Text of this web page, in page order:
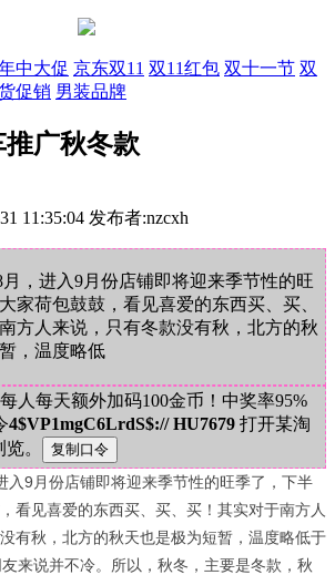
中大促 京东双11 双11红包 双十一节 双
促销 男装品牌
广秋冬款
11:35:04 发布者:nzcxh
，进入9月份店铺即将迎来季节性的旺
家荷包鼓鼓，看见喜爱的东西买、买、
方人来说，只有冬款没有秋，北方的秋
，温度略低
人每天额外加码100金币！中奖率95%
4$VP1mgC6LrdS$:// HU7679 打开某淘
。
入9月份店铺即将迎来季节性的旺季了，下半
看见喜爱的东西买、买、买！其实对于南方人
有秋，北方的秋天也是极为短暂，温度略低于
来说并不冷。所以，秋冬，主要是冬款，秋